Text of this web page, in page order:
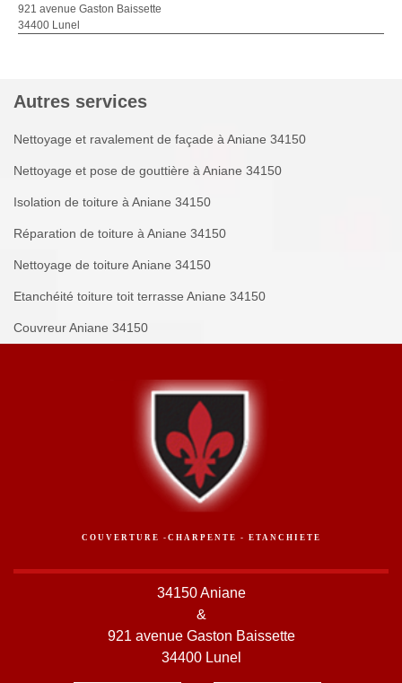
921 avenue Gaston Baissette
34400 Lunel
Autres services
Nettoyage et ravalement de façade à Aniane 34150
Nettoyage et pose de gouttière à Aniane 34150
Isolation de toiture à Aniane 34150
Réparation de toiture à Aniane 34150
Nettoyage de toiture Aniane 34150
Etanchéité toiture toit terrasse Aniane 34150
Couvreur Aniane 34150
COUVERTURE -CHARPENTE - ETANCHIETE
34150 Aniane
&
921 avenue Gaston Baissette
34400 Lunel